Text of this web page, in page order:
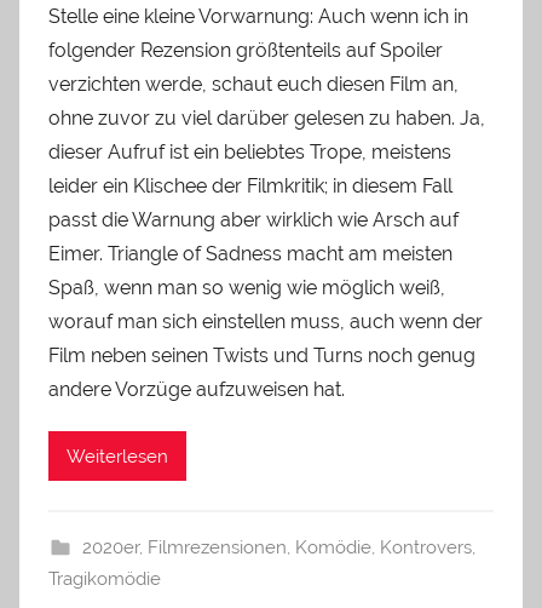
Stelle eine kleine Vorwarnung: Auch wenn ich in
folgender Rezension größtenteils auf Spoiler
verzichten werde, schaut euch diesen Film an,
ohne zuvor zu viel darüber gelesen zu haben. Ja,
dieser Aufruf ist ein beliebtes Trope, meistens
leider ein Klischee der Filmkritik; in diesem Fall
passt die Warnung aber wirklich wie Arsch auf
Eimer. Triangle of Sadness macht am meisten
Spaß, wenn man so wenig wie möglich weiß,
worauf man sich einstellen muss, auch wenn der
Film neben seinen Twists und Turns noch genug
andere Vorzüge aufzuweisen hat.
Weiterlesen
2020er, Filmrezensionen, Komödie, Kontrovers,
Tragikomödie